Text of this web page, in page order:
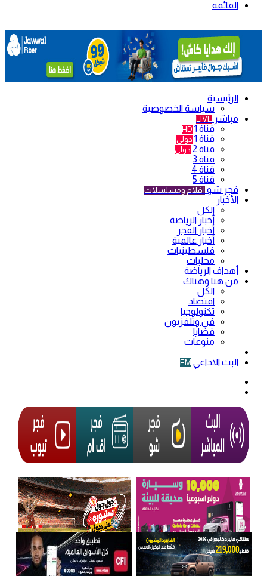
القائمة
الرئيسية
سياسة الخصوصية
مباشر LIVE
قناة 1 HD
قناة 1 دولي
قناة 2 دولي
قناة 3
قناة 4
قناة 5
فجر شو أفلام ومسلسلات
الأخبار
الكل
أخبار الرياضة
أخبار الفجر
أخبار عالمية
فلسطينيات
محليات
أهداف الرياضة
من هنا وهناك
الكل
اقتصاد
تكنولوجيا
فن وتلفزيون
قضايا
منوعات
البث الاذاعي FM